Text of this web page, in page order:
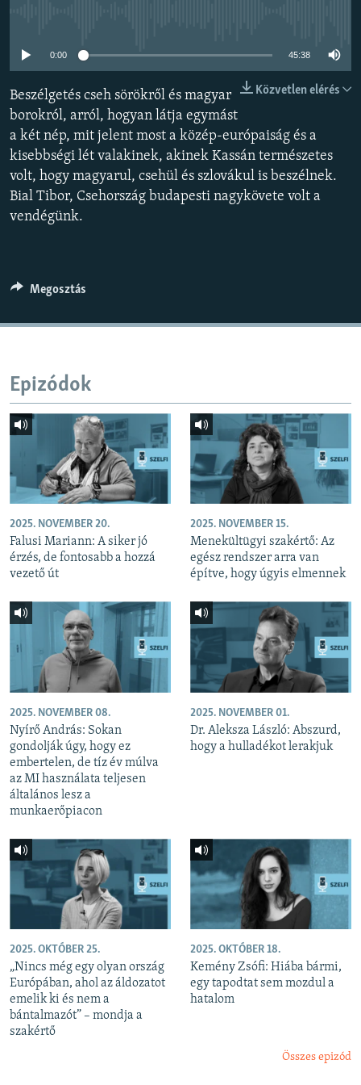
KLÍMAVÁLTOZÁS
A MÚLT TANULSÁGAI
KÖVESSEN MINKET!
Valamennyi RFE/RL weboldal
0:00 45:38
Közvetlen elérés
Beszélgetés cseh sörökről és magyar
borokról, arról, hogyan látja egymást
a két nép, mit jelent most a közép-európaiság és a
kisebbségi lét valakinek, akinek Kassán természetes
volt, hogy magyarul, csehül és szlovákul is beszélnek.
Bial Tibor, Csehország budapesti nagykövete volt a
vendégünk.
Megosztás
Epizódok
2025. NOVEMBER 20.
Falusi Mariann: A siker jó
érzés, de fontosabb a hozzá
vezető út
2025. NOVEMBER 15.
Menekültügyi szakértő: Az
egész rendszer arra van
építve, hogy úgyis elmennek
2025. NOVEMBER 08.
Nyírő András: Sokan
gondolják úgy, hogy ez
embertelen, de tíz év múlva
az MI használata teljesen
általános lesz a
munkaerőpiacon
2025. NOVEMBER 01.
Dr. Aleksza László: Abszurd,
hogy a hulladékot lerakjuk
2025. OKTÓBER 25.
„Nincs még egy olyan ország
Európában, ahol az áldozatot
emelik ki és nem a
bántalmazót” – mondja a
szakértő
2025. OKTÓBER 18.
Kemény Zsófi: Hiába bármi,
egy tapodtat sem mozdul a
hatalom
Összes epizód